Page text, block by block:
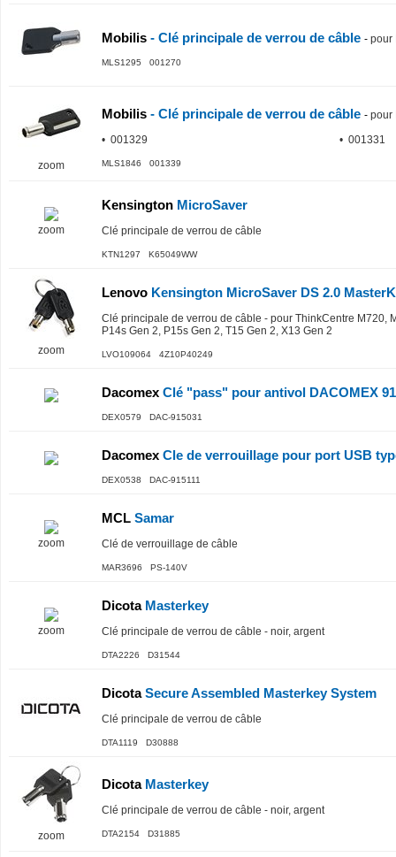
Mobilis - Clé principale de verrou de câble - pour
MLS1295 001270
zoom
Mobilis - Clé principale de verrou de câble - pour
• 001329
• 001331
MLS1846 001339
zoom
Kensington MicroSaver
Clé principale de verrou de câble
KTN1297 K65049WW
zoom
Lenovo Kensington MicroSaver DS 2.0
Clé principale de verrou de câble - pour ThinkCentre M720,
P14s Gen 2, P15s Gen 2, T15 Gen 2, X13 Gen 2
LVO109064 4Z10P40249
Dacomex Clé "pass" pour antivol DACOMEX
DEX0579 DAC-915031
Dacomex Cle de verrouillage pour port USB
DEX0538 DAC-915111
zoom
MCL Samar
Clé de verrouillage de câble
MAR3696 PS-140V
zoom
DicotaMasterkey
Clé principale de verrou de câble - noir, argent
DTA2226 D31544
DicotaSecure Assembled Masterkey System
Clé principale de verrou de câble
DTA1119 D30888
zoom
DicotaMasterkey
Clé principale de verrou de câble - noir, argent
DTA2154 D31885